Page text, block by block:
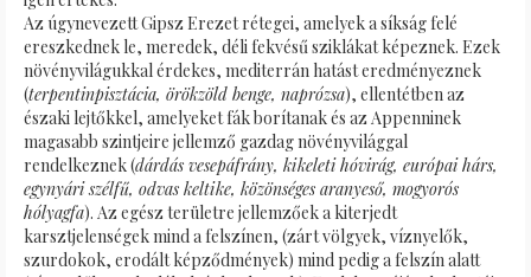
Az úgynevezett Gipsz Erezet rétegei, amelyek a síkság felé
ereszkednek le, meredek, déli fekvésű sziklákat képeznek. Ezek
növényvilágukkal érdekes, mediterrán hatást eredményeznek
(terpentinpisztácia, örökzöld benge, naprózsa), ellentétben az
északi lejtőkkel, amelyeket fák borítanak és az Appenninek
magasabb szintjeire jellemző gazdag növényvilággal
rendelkeznek (dárdás vesepáfrány, kikeleti hóvirág, európai hárs,
egynyári szélfű, odvas keltike, közönséges aranyeső, mogyorós
hólyagfa). Az egész területre jellemzőek a kiterjedt
karsztjelenségek mind a felszínen, (zárt völgyek, víznyelők,
szurdokok, erodált képződmények) mind pedig a felszín alatt